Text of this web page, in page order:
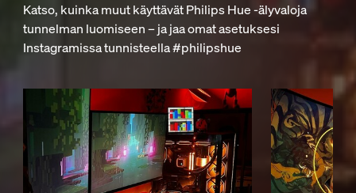
Katso, kuinka muut käyttävät Philips Hue -älyvaloja
tunnelman luomiseen – ja jaa omat asetuksesi
Instagramissa tunnisteella #philipshue